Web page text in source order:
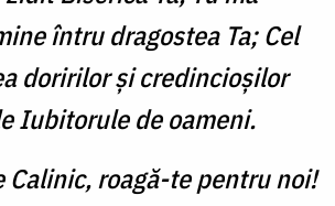
întru dragostea Ta; Cel
doririlor şi credincioşilor
Iubitorule de oameni.
Calinic, roagă-te pentru noi!